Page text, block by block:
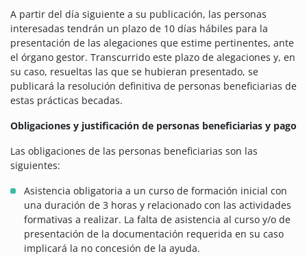
A partir del día siguiente a su publicación, las personas
interesadas tendrán un plazo de 10 días hábiles para la
presentación de las alegaciones que estime pertinentes, ante
el órgano gestor. Transcurrido este plazo de alegaciones y, en
su caso, resueltas las que se hubieran presentado, se
publicará la resolución definitiva de personas beneficiarias de
estas prácticas becadas.
Obligaciones y justificación de personas beneficiarias y pago
Las obligaciones de las personas beneficiarias son las
siguientes:
Asistencia obligatoria a un curso de formación inicial con
una duración de 3 horas y relacionado con las actividades
formativas a realizar. La falta de asistencia al curso y/o de
presentación de la documentación requerida en su caso
implicará la no concesión de la ayuda.